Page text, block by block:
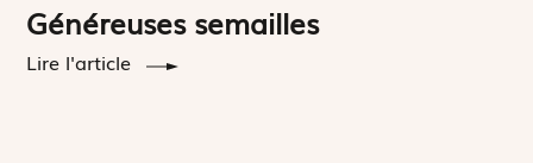
Généreuses semailles
Lire l'article